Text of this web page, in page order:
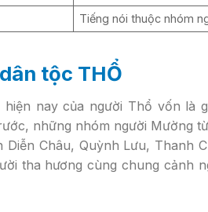
Tiếng nói thuộc nhóm
tộc THỔ
nay của người Thổ vốn là
những nhóm người Mường
Diễn Châu, Quỳnh Lưu, Thanh
tha hương cùng chung cảnh